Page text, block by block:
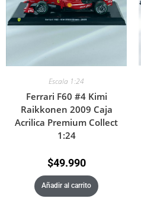
Escala 1:24
Ferrari F60 #4 Kimi
Raikkonen 2009 Caja
Acrilica Premium Collect
1:24
$49.990
Añadir al carrito